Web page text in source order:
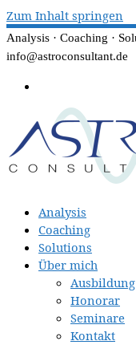
Zum Inhalt springen
Analysis · Coaching ·
info@astroconsultant.de
Analysis
Coaching
Solutions
Über mich
Ausbildung
Honorar
Seminare
Kontakt